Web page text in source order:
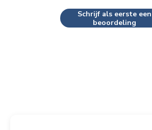
Schrijf als eerste een
beoordeling